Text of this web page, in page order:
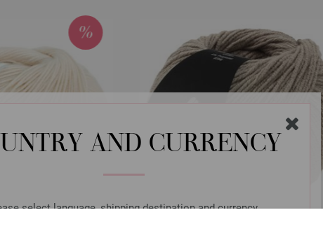
AND CURRENCY
select language, shipping destination and currency.